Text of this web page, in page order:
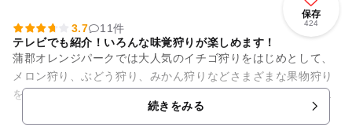
保存
424
3.7
11件
テレビでも紹介！いろんな味覚狩りが楽しめます！
蒲郡オレンジパークでは大人気のイチゴ狩りをはじめとして、
メロン狩り、ぶどう狩り、みかん狩りなどさまざまな果物狩り
を楽しむことができます！また、たくさんの種類の果物狩りを
用意しているので、年中無休...続きをみる